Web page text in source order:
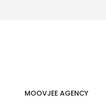
MOOVJEE AGENCY